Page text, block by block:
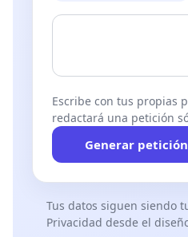
Escribe con tus propias
redactará una petición
Generar petición
Tus datos siguen siendo
Privacidad desde el